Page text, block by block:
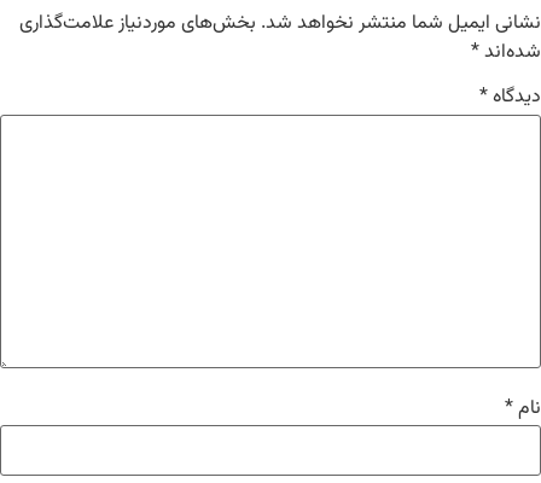
نشانی ایمیل شما منتشر نخواهد شد. بخش‌های موردنیاز علامت‌گذاری
شده‌اند*
دیدگاه*
نام*